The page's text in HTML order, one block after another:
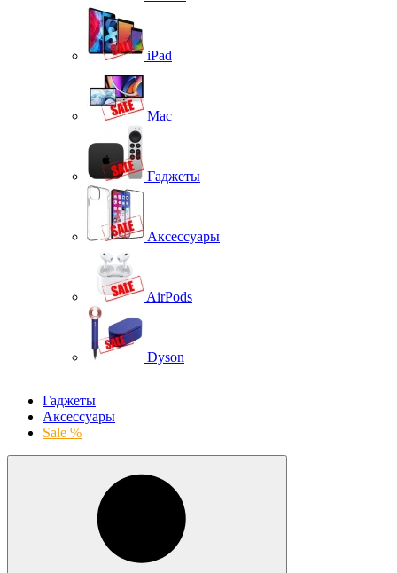
iPad
Mac
Гаджеты
Аксессуары
AirPods
Dyson
Гаджеты
Аксессуары
Sale %